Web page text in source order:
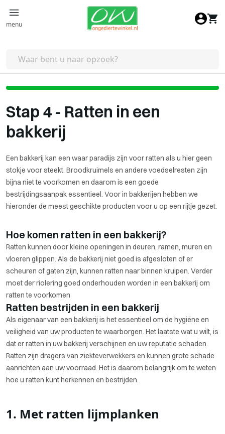
menu
Stap 4 - Ratten in een
bakkerij
Een bakkerij kan een waar paradijs zijn voor ratten als u hier geen
stokje voor steekt. Broodkruimels en andere voedselresten zijn
bijna niet te voorkomen en daarom is een goede
bestrijdingsaanpak essentieel. Voor in bakkerijen hebben we
hieronder de meest geschikte producten voor u op een rijtje gezet.
Hoe komen ratten in een bakkerij?
Ratten kunnen door kleine openingen in deuren, ramen, muren en
vloeren glippen. Als de bakkerij niet goed is afgesloten of er
scheuren of gaten zijn, kunnen ratten naar binnen kruipen. Verder
moet der riolering goed onderhouden worden in een bakkerij om
ratten te voorkomen
Ratten bestrijden in een bakkerij
Als eigenaar van een bakkerij is het essentieel om de hygiëne en
veiligheid van uw producten te waarborgen. Het laatste wat u wilt, is
dat er ratten in uw bakkerij verschijnen en uw reputatie schaden.
Ratten zijn dragers van ziekteverwekkers en kunnen grote schade
aanrichten aan uw voorraad. Het is daarom belangrijk om te weten
hoe u ratten kunt herkennen en bestrijden.
1. Met ratten lijmplanken